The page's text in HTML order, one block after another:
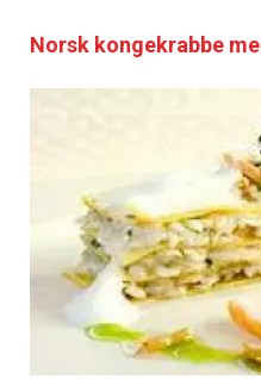
Norsk kongekrabbe